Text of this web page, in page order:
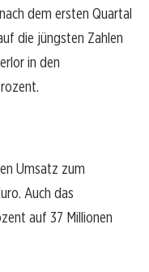
dem ersten Quartal
die jüngsten Zahlen
in den
Umsatz zum
Auch das
auf 37 Millionen